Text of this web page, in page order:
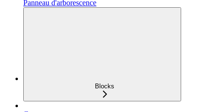
Panneau d'arborescence
Blocks